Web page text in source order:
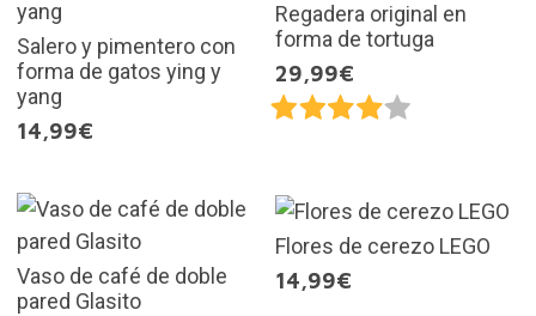
Salero y pimentero con
forma de gatos ying y
yang
14,99€
Regadera original en
forma de tortuga
29,99€
Vaso de café de doble
pared Glasito
Flores de cerezo LEGO
14,99€